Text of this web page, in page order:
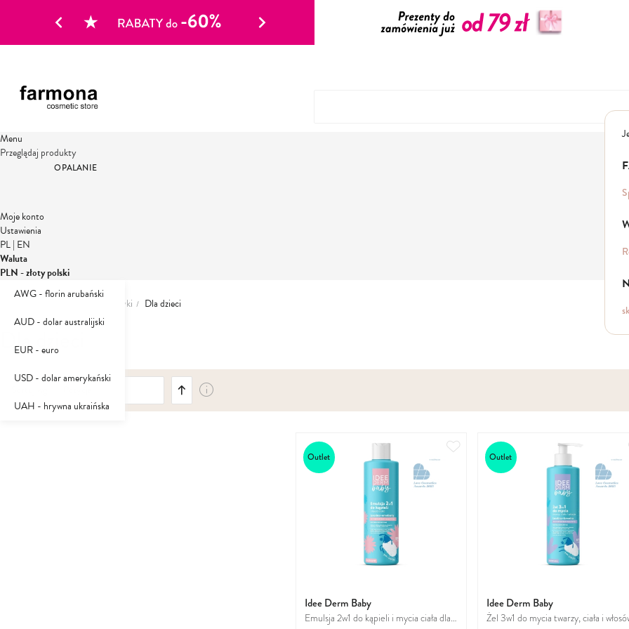
Menu
Przeglądaj produkty
OPALANIE
Moje konto
Ustawienia
PL| EN
Waluta
PLN - złoty polski
AWG - florin arubański
AUD - dolar australijski
EUR - euro
USD - dolar amerykański
UAH - hrywna ukraińska
Dermokosmetyki Dla dzieci
Dla dzieci
Ustaw
kierunek
Outlet
Idee Derm Baby
Emulsja 2w1 do kąpieli i mycia ciała dla
Outlet
Idee Derm Baby
Żel 3w1 do mycia twarzy, ciała i